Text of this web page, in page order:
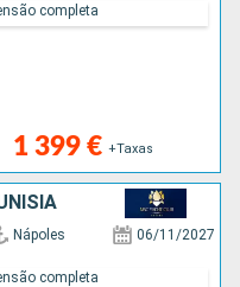
1 399 € +Taxas
completa
Nápoles 06/11/2027
completa